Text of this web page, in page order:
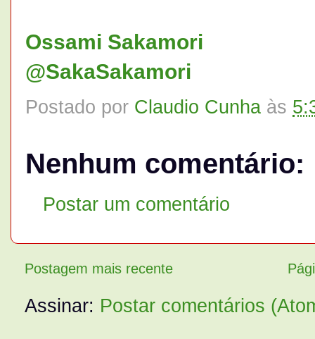
Ossami Sakamori
@SakaSakamori
Postado por Claudio Cunha às
Nenhum comentário:
Postar um comentário
Postagem mais recente
Assinar: Postar comentários